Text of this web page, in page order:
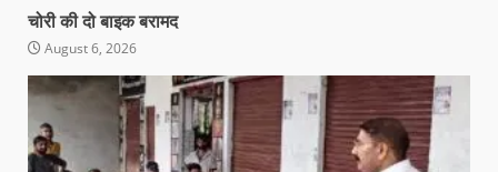
चोरी की दो बाइक बरामद
August 6, 2026